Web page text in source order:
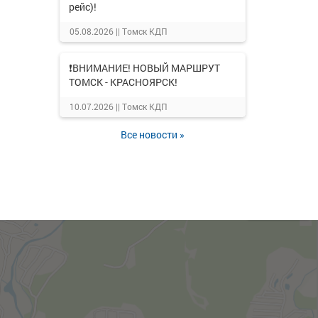
рейс)!
05.08.2026 || Томск КДП
❗ВНИМАНИЕ! НОВЫЙ МАРШРУТ
ТОМСК - КРАСНОЯРСК!
10.07.2026 || Томск КДП
Все новости »